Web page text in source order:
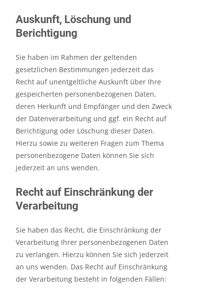
Auskunft, Löschung und
Berichtigung
Sie haben im Rahmen der geltenden
gesetzlichen Bestimmungen jederzeit das
Recht auf unentgeltliche Auskunft über Ihre
gespeicherten personenbezogenen Daten,
deren Herkunft und Empfänger und den Zweck
der Datenverarbeitung und ggf. ein Recht auf
Berichtigung oder Löschung dieser Daten.
Hierzu sowie zu weiteren Fragen zum Thema
personenbezogene Daten können Sie sich
jederzeit an uns wenden.
Recht auf Einschränkung der
Verarbeitung
Sie haben das Recht, die Einschränkung der
Verarbeitung Ihrer personenbezogenen Daten
zu verlangen. Hierzu können Sie sich jederzeit
an uns wenden. Das Recht auf Einschränkung
der Verarbeitung besteht in folgenden Fällen: